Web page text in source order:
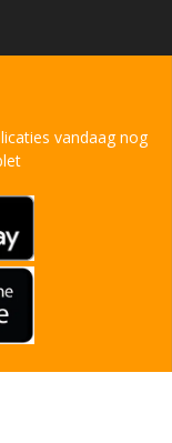
vandaag nog